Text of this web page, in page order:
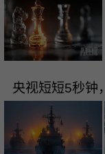
央视短短5秒钟